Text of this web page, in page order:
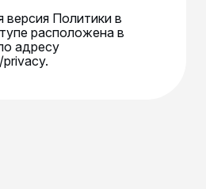
версия Политики в
расположена в
адресу